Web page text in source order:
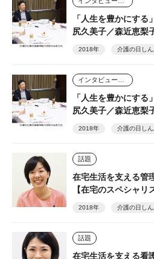
「人生を豊かにす
尻久美子／森近恵梨
2018年 介護の日しん
「人生を豊かにす
尻久美子／森近恵梨
2018年 介護の日しん
話題
在宅生活を支える管
【在宅のスペシャリ
2018年 介護の日しん
話題
在宅生活を支える看